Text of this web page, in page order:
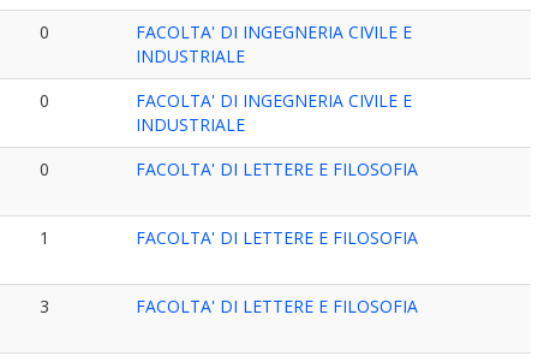
0
FACOLTA' DI INGEGNERIA CIVILE E
INDUSTRIALE
0
FACOLTA' DI INGEGNERIA CIVILE E
INDUSTRIALE
0 FACOLTA' DI LETTERE E FILOSOFIA
1 FACOLTA' DI LETTERE E FILOSOFIA
3 FACOLTA' DI LETTERE E FILOSOFIA